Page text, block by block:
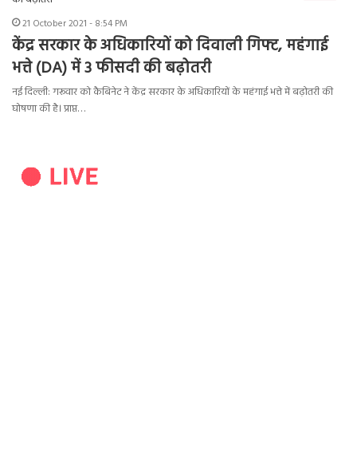
21 October 2021 - 8:54 PM
केंद्र सरकार के अधिकारियों को दिवाली गिफ्ट, महंगाई
भत्ते (DA) में 3 फीसदी की बढ़ोतरी
नई दिल्ली: गरूवार को कैबिनेट ने केंद्र सरकार के अधिकारियों के महंगाई भत्ते में बढ़ोतरी की
घोषणा की है। प्राप्त…